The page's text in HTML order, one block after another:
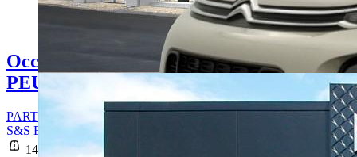
Occasion
PEUGEOT PARTNER
PARTNER FOURGON STANDARD 650 KG BLUEHDI 130
S&S EAT8 PREMI
149 600 km